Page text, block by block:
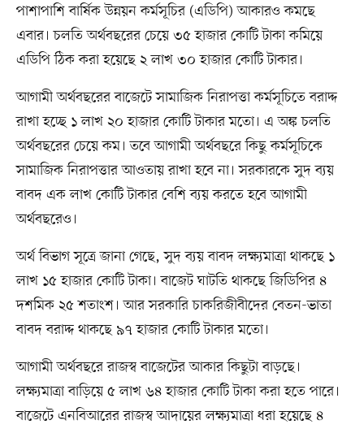
পাশাপাশি বার্ষিক উন্নয়ন কর্মসূচির (এডিপি) আকারও কমছে
এবার। চলতি অর্থবছরের চেয়ে ৩৫ হাজার কোটি টাকা কমিয়ে
এডিপি ঠিক করা হয়েছে ২ লাখ ৩০ হাজার কোটি টাকার।
আগামী অর্থবছরের বাজেটে সামাজিক নিরাপত্তা কর্মসূচিতে বরাদ্দ
রাখা হচ্ছে ১ লাখ ২০ হাজার কোটি টাকার মতো। এ অঙ্ক চলতি
অর্থবছরের চেয়ে কম। তবে আগামী অর্থবছরে কিছু কর্মসূচিকে
সামাজিক নিরাপত্তার আওতায় রাখা হবে না। সরকারকে সুদ ব্যয়
বাবদ এক লাখ কোটি টাকার বেশি ব্যয় করতে হবে আগামী
অর্থবছরেও।
অর্থ বিভাগ সূত্রে জানা গেছে, সুদ ব্যয় বাবদ লক্ষ্যমাত্রা থাকছে ১
লাখ ১৫ হাজার কোটি টাকা। বাজেট ঘাটতি থাকছে জিডিপির ৪
দশমিক ২৫ শতাংশ। আর সরকারি চাকরিজীবীদের বেতন-ভাতা
বাবদ বরাদ্দ থাকছে ৯৭ হাজার কোটি টাকার মতো।
আগামী অর্থবছরে রাজস্ব বাজেটের আকার কিছুটা বাড়ছে।
লক্ষ্যমাত্রা বাড়িয়ে ৫ লাখ ৬৪ হাজার কোটি টাকা করা হতে পারে।
বাজেটে এনবিআরের রাজস্ব আদায়ের লক্ষ্যমাত্রা ধরা হয়েছে ৪